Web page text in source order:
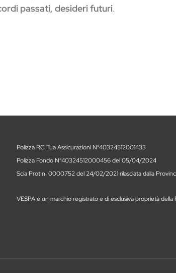
passati, desideri futuri.
Polizza RC Tua Assicurazioni N°40324512001433
Polizza Fondo N°40324512000456 del 05/04/2024
Scia Prot.n. 0000752 del 24/02/2021 rilasciata dalla
VESPA è un marchio registrato e di esclusiva proprietà della